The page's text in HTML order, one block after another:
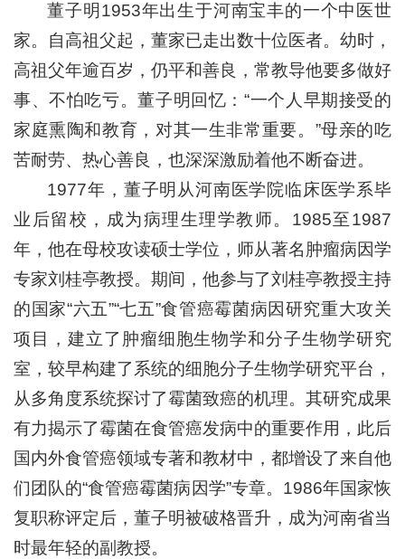
董子明1953年出生于河南宝丰的一个中医世
家。自高祖父起，董家已走出数十位医者。幼时，
高祖父年逾百岁，仍平和善良，常教导他要多做好
事、不怕吃亏。董子明回忆：“一个人早期接受的
家庭熏陶和教育，对其一生非常重要。”母亲的吃
苦耐劳、热心善良，也深深激励着他不断奋进。
1977年，董子明从河南医学院临床医学系毕
业后留校，成为病理生理学教师。1985至1987
年，他在母校攻读硕士学位，师从著名肿瘤病因学
专家刘桂亭教授。期间，他参与了刘桂亭教授主持
的国家“六五”“七五”食管癌霉菌病因研究重大攻关
项目，建立了肿瘤细胞生物学和分子生物学研究
室，较早构建了系统的细胞分子生物学研究平台，
从多角度系统探讨了霉菌致癌的机理。其研究成果
有力揭示了霉菌在食管癌发病中的重要作用，此后
国内外食管癌领域专著和教材中，都增设了来自他
们团队的“食管癌霉菌病因学”专章。1986年国家恢
复职称评定后，董子明被破格晋升，成为河南省当
时最年轻的副教授。